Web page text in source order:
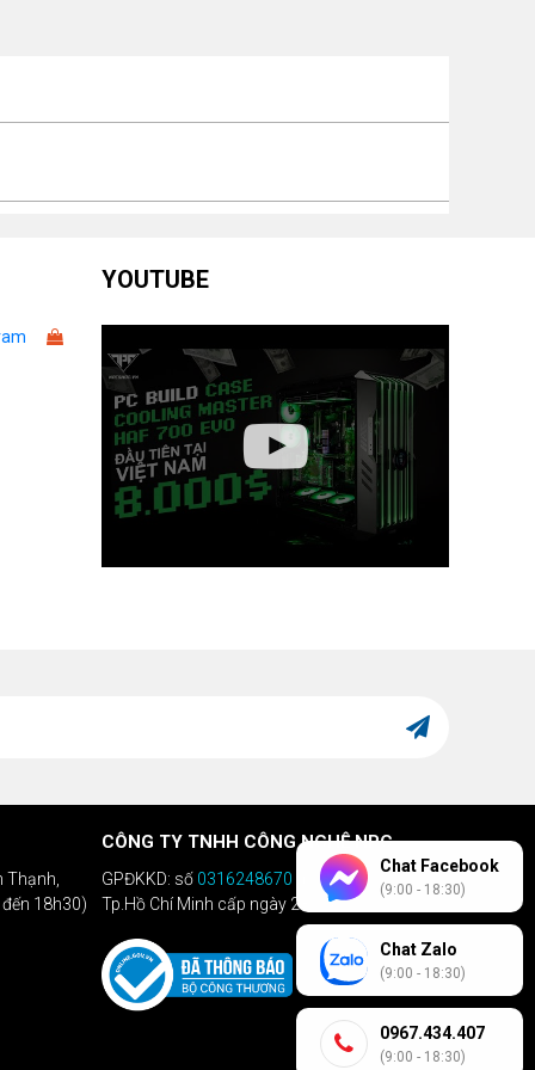
Cáp USB-A to B Upstream
Cáp Nguồn
Cáp DisplayPort
36 tháng chính hãng
YOUTUBE
Thạnh,
18h30)
CÔNG TY TNHH CÔNG NGHỆ NPC
GPĐKKD: số 0316248670 do Sở KHĐT
Tp.Hồ Chí Minh cấp ngày 28/04/2020
Chat Facebook
(9:00 - 18:30)
Chat Zalo
(9:00 - 18:30)
0967.434.407
(9:00 - 18:30)